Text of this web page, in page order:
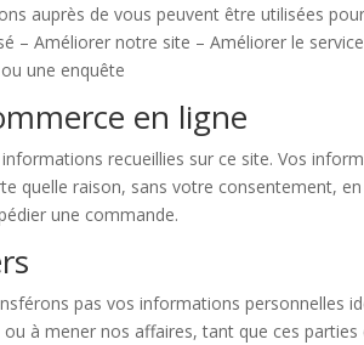
auprès de vous peuvent être utilisées
– Améliorer notre site – Améliorer le
une enquête
en ligne
recueillies sur ce site. Vos
quelle raison, sans votre consentement,
une commande.
pas vos informations personnelles
à mener nos affaires, tant que ces